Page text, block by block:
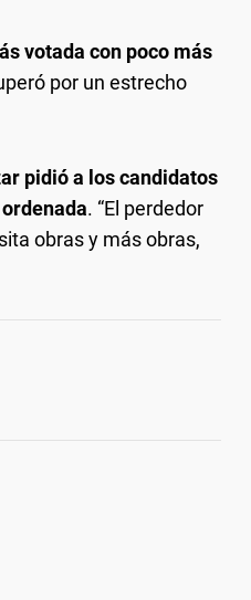
votada con poco más
por un estrecho
pidió a los candidatos
. “El perdedor
obras y más obras,